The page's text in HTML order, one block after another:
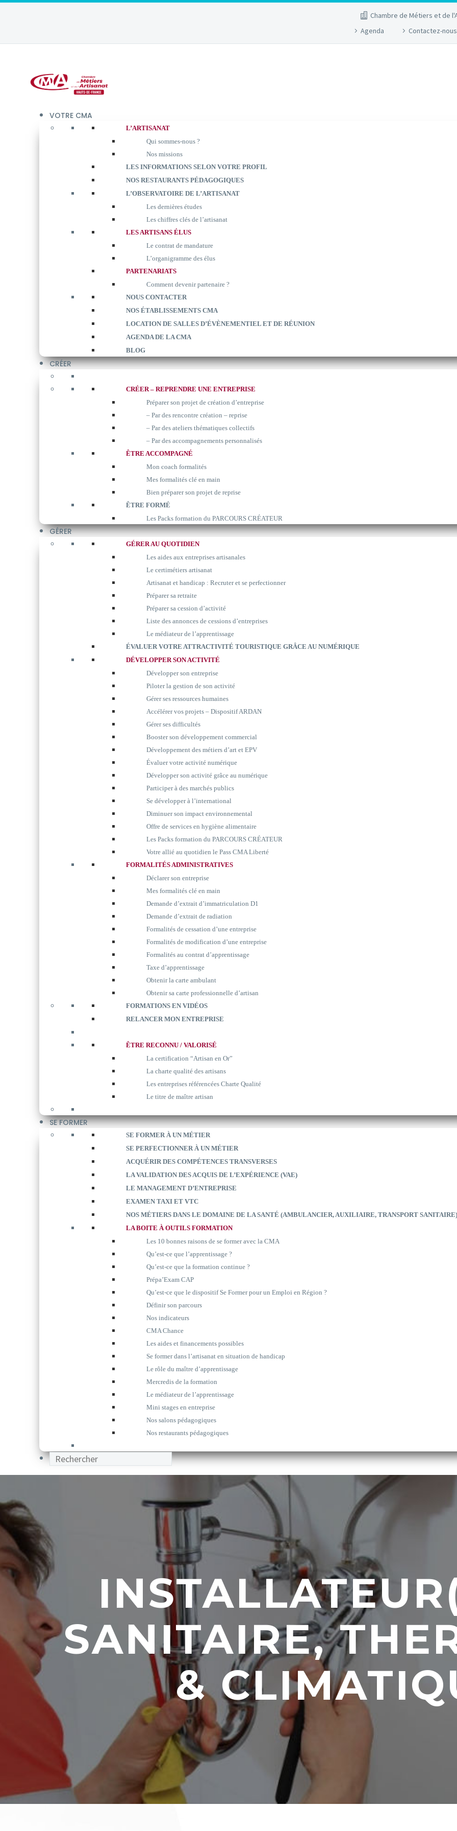
Chambre de Métiers et de
Agenda
Contactez-nous
VOTRE CMA
L’ARTISANAT
Qui sommes-nous ?
Nos missions
LES INFORMATIONS SELON VOTRE PROFIL
NOS RESTAURANTS PÉDAGOGIQUES
L’OBSERVATOIRE DE L’ARTISANAT
Les dernières études
Les chiffres clés de l’artisanat
LES ARTISANS ÉLUS
Le contrat de mandature
L’organigramme des élus
PARTENARIATS
Comment devenir partenaire ?
NOUS CONTACTER
NOS ÉTABLISSEMENTS CMA
LOCATION DE SALLES D’ÉVÈNEMENTIEL ET DE RÉUNION
AGENDA DE LA CMA
BLOG
CRÉER
CRÉER – REPRENDRE UNE ENTREPRISE
Préparer son projet de création d’entreprise
– Par des rencontre création – reprise
– Par des ateliers thématiques collectifs
– Par des accompagnements personnalisés
ÊTRE ACCOMPAGNÉ
Mon coach formalités
Mes formalités clé en main
Bien préparer son projet de reprise
ÊTRE FORMÉ
Les Packs formation du PARCOURS CRÉATEUR
GÉRER
GÉRER AU QUOTIDIEN
Les aides aux entreprises artisanales
Le certimétiers artisanat
Artisanat et handicap : Recruter et se perfectionner
Préparer sa retraite
Préparer sa cession d’activité
Liste des annonces de cessions d’entreprises
Le médiateur de l’apprentissage
ÉVALUER VOTRE ATTRACTIVITÉ TOURISTIQUE GRÂCE AU NUMÉRIQUE
DÉVELOPPER SON ACTIVITÉ
Développer son entreprise
Piloter la gestion de son activité
Gérer ses ressources humaines
Accélérer vos projets – Dispositif ARDAN
Gérer ses difficultés
Booster son développement commercial
Développement des métiers d’art et EPV
Évaluer votre activité numérique
Développer son activité grâce au numérique
Participer à des marchés publics
Se développer à l’international
Diminuer son impact environnemental
Offre de services en hygiène alimentaire
Les Packs formation du PARCOURS CRÉATEUR
Votre allié au quotidien le Pass CMA Liberté
FORMALITÉS ADMINISTRATIVES
Déclarer son entreprise
Mes formalités clé en main
Demande d’extrait d’immatriculation D1
Demande d’extrait de radiation
Formalités de cessation d’une entreprise
Formalités de modification d’une entreprise
Formalités au contrat d’apprentissage
Taxe d’apprentissage
Obtenir la carte ambulant
Obtenir sa carte professionnelle d’artisan
FORMATIONS EN VIDÉOS
RELANCER MON ENTREPRISE
ÊTRE RECONNU / VALORISÉ
La certification “Artisan en Or”
La charte qualité des artisans
Les entreprises référencées Charte Qualité
Le titre de maître artisan
SE FORMER
SE FORMER À UN MÉTIER
SE PERFECTIONNER À UN MÉTIER
ACQUÉRIR DES COMPÉTENCES TRANSVERSES
LA VALIDATION DES ACQUIS DE L’EXPÉRIENCE (VAE)
LE MANAGEMENT D’ENTREPRISE
EXAMEN TAXI ET VTC
NOS MÉTIERS DANS LE DOMAINE DE LA SANTÉ (AMBULANCIER, AUXILIAIRE, TRANSPORT SANITAIRE)
LA BOITE À OUTILS FORMATION
Les 10 bonnes raisons de se former avec la CMA
Qu’est-ce que l’apprentissage ?
Qu’est-ce que la formation continue ?
Prépa’Exam CAP
Qu’est-ce que le dispositif Se Former pour un Emploi en Région ?
Définir son parcours
Nos indicateurs
CMA Chance
Les aides et financements possibles
Se former dans l’artisanat en situation de handicap
Le rôle du maître d’apprentissage
Mercredis de la formation
Le médiateur de l’apprentissage
Mini stages en entreprise
Nos salons pédagogiques
Nos restaurants pédagogiques
SANITAIRE,
&